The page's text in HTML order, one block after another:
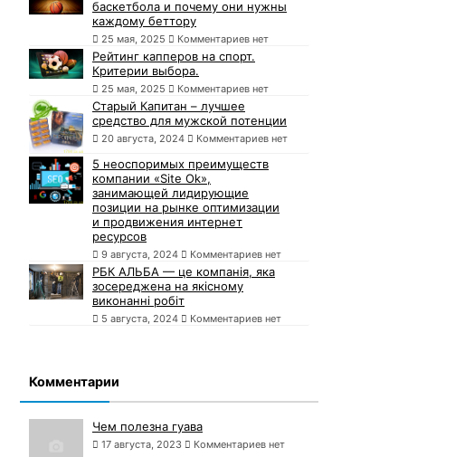
баскетбола и почему они нужны
каждому беттору
25 мая, 2025 Комментариев нет
Рейтинг капперов на спорт.
Критерии выбора.
25 мая, 2025 Комментариев нет
Старый Капитан – лучшее
средство для мужской потенции
20 августа, 2024 Комментариев нет
5 неоспоримых преимуществ
компании «Site Ok»,
занимающей лидирующие
позиции на рынке оптимизации
и продвижения интернет
ресурсов
9 августа, 2024 Комментариев нет
РБК АЛЬБА — це компанія, яка
зосереджена на якісному
виконанні робіт
5 августа, 2024 Комментариев нет
Комментарии
Чем полезна гуава
17 августа, 2023 Комментариев нет